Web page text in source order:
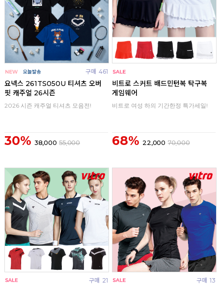
구매 461
요넥스 261TS050U 티셔츠 오버
핏 캐주얼 26시즌
2026 시즌 캐주얼 티셔츠 모음전!
30% 38,000 55,000
비트로 스커트 배드민턴복 탁구복
게임웨어
비트로 여성 하의 기간한정 특가세일!
68% 22,000 70,000
구매 21 구매 13